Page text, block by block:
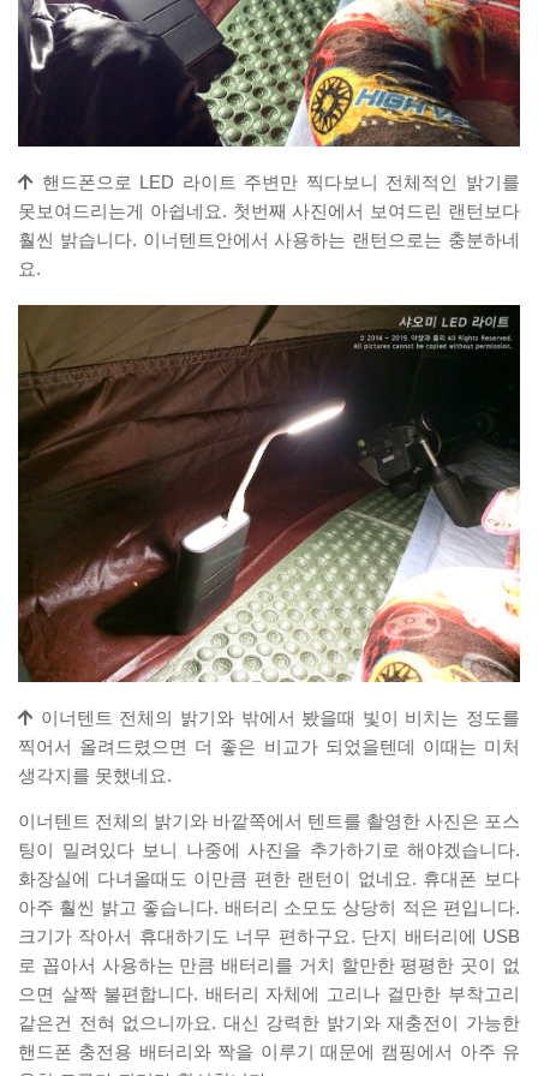
핸드폰으로 LED 라이트 주변만 찍다보니 전체적인 밝기를
못보여드리는게 아쉽네요. 첫번째 사진에서 보여드린 랜턴보다
훨씬 밝습니다. 이너텐트안에서 사용하는 랜턴으로는 충분하네
요.
이너텐트 전체의 밝기와 밖에서 봤을때 빛이 비치는 정도를
찍어서 올려드렸으면 더 좋은 비교가 되었을텐데 이때는 미처
생각지를 못했네요.
이너텐트 전체의 밝기와 바깥쪽에서 텐트를 촬영한 사진은 포스
팅이 밀려있다 보니 나중에 사진을 추가하기로 해야겠습니다.
화장실에 다녀올때도 이만큼 편한 랜턴이 없네요. 휴대폰 보다
아주 훨씬 밝고 좋습니다. 배터리 소모도 상당히 적은 편입니다.
크기가 작아서 휴대하기도 너무 편하구요. 단지 배터리에 USB
로 꼽아서 사용하는 만큼 배터리를 거치 할만한 평평한 곳이 없
으면 살짝 불편합니다. 배터리 자체에 고리나 걸만한 부착고리
같은건 전혀 없으니까요. 대신 강력한 밝기와 재충전이 가능한
핸드폰 충전용 배터리와 짝을 이루기 때문에 캠핑에서 아주 유